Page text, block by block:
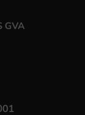
GVA